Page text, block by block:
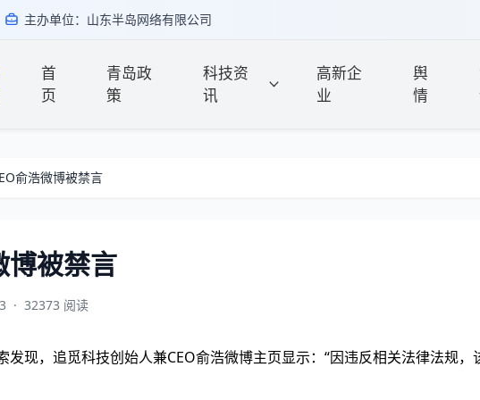
主办单位：山东半岛网络有限公司
首
页
青岛政
策
科技资
讯
高新企
业
舆
情
俞浩微博被禁言
博被禁言
· 32373 阅读
发现，追觅科技创始人兼CEO俞浩微博主页显示：“因违反相关法律法规